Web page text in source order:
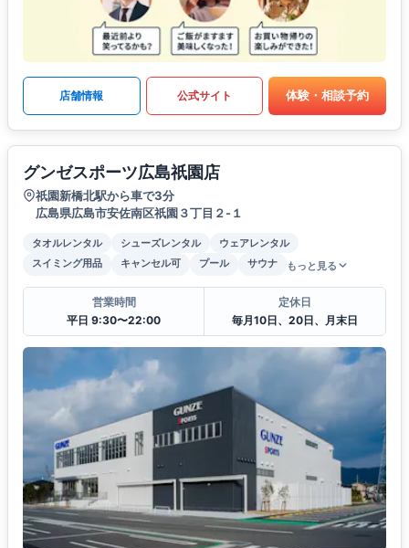
店舗情報 公式サイト 体験・相談予約
グンゼスポーツ広島祇園店
祇園新橋北駅から車で3分
広島県広島市安佐南区祇園３丁目２-１
タオルレンタル シューズレンタル
ウェアレンタル
スイミング用品
キャンセル可 プール サウナ もっと見る
営業時間
平日 9:30〜22:00
定休日
毎月10日、20日、月末日